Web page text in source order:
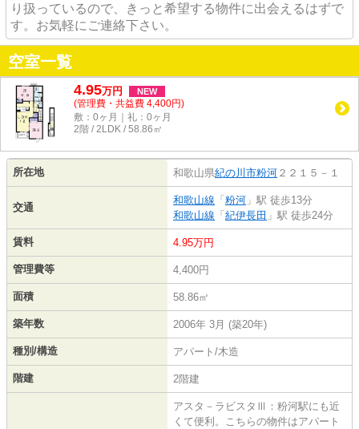
り扱っているので、きっと希望する物件に出会えるはずで
す。お気軽にご連絡下さい。
空室一覧
4.95万円 NEW
(管理費・共益費 4,400円)
敷：0ヶ月｜礼：0ヶ月
2階 / 2LDK / 58.86㎡
所在地 和歌山県紀の川市粉河 ２２１５－１
交通
和歌山線 「 粉河 」駅 徒歩13分
和歌山線 「 紀伊長田 」駅 徒歩24分
賃料 4.95万円
管理費等 4,400円
面積 58.86㎡
築年数 2006年 3月 (築20年)
種別/構造 アパート/木造
階建 2階建
アスタ－ラビスタⅢ：粉河駅にも近
くて便利。こちらの物件はアパート